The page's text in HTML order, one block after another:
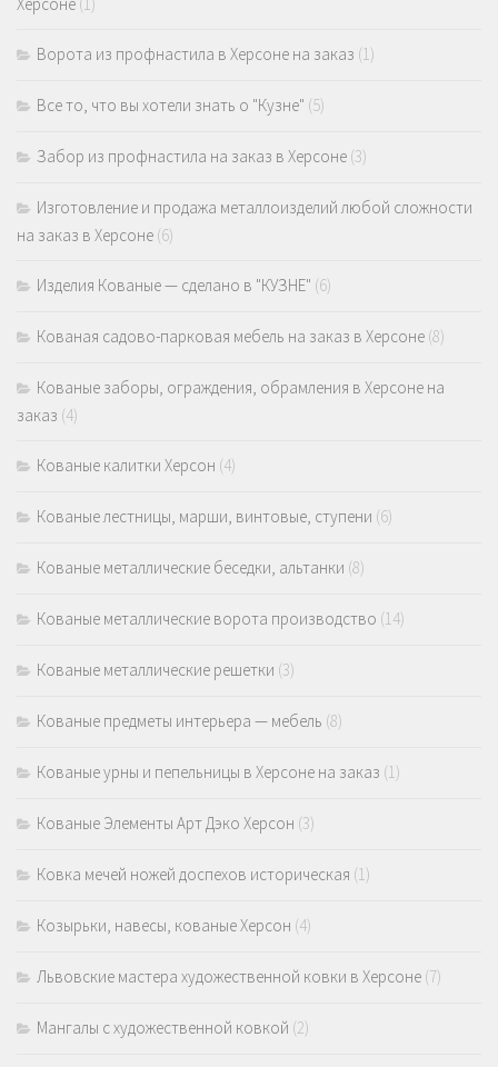
Херсоне (1)
Ворота из профнастила в Херсоне на заказ (1)
Все то, что вы хотели знать о "Кузне" (5)
Забор из профнастила на заказ в Херсоне (3)
Изготовление и продажа металлоизделий любой сложности
на заказ в Херсоне (6)
Изделия Кованые — сделано в "КУЗНЕ" (6)
Кованая садово-парковая мебель на заказ в Херсоне (8)
Кованые заборы, ограждения, обрамления в Херсоне на
заказ (4)
Кованые калитки Херсон (4)
Кованые лестницы, марши, винтовые, ступени (6)
Кованые металлические беседки, альтанки (8)
Кованые металлические ворота производство (14)
Кованые металлические решетки (3)
Кованые предметы интерьера — мебель (8)
Кованые урны и пепельницы в Херсоне на заказ (1)
Кованые Элементы Арт Дэко Херсон (3)
Ковка мечей ножей доспехов историческая (1)
Козырьки, навесы, кованые Херсон (4)
Львовские мастера художественной ковки в Херсоне (7)
Мангалы с художественной ковкой (2)